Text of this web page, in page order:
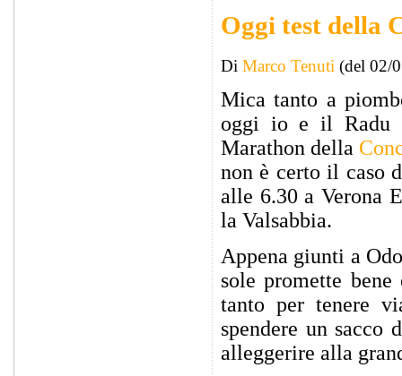
Oggi test della
Di Marco Tenuti (del 02/
Mica tanto a
oggi io e il Radu
Marathon della
non è certo il caso
alle 6.30 a Verona
la Valsabbia.
Appena giunti a
sole promette
tanto per tenere
spendere un
alleggerire alla